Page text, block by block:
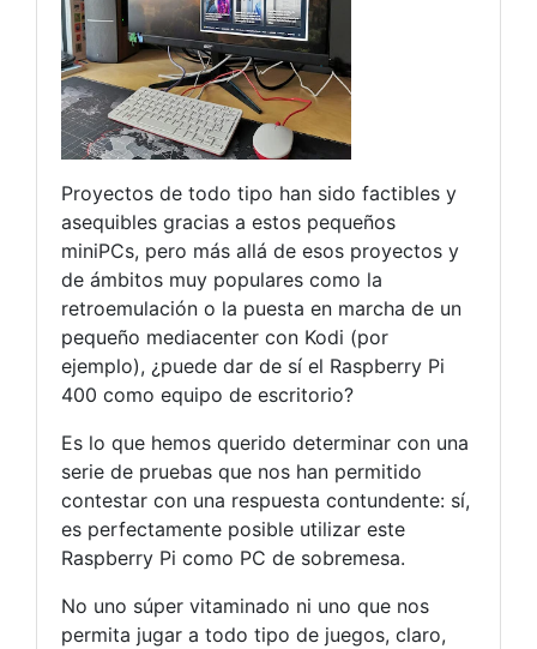
Proyectos de todo tipo han sido factibles y
asequibles gracias a estos pequeños
miniPCs, pero más allá de esos proyectos y
de ámbitos muy populares como la
retroemulación o la puesta en marcha de un
pequeño mediacenter con Kodi (por
ejemplo), ¿puede dar de sí el Raspberry Pi
400 como equipo de escritorio?
Es lo que hemos querido determinar con una
serie de pruebas que nos han permitido
contestar con una respuesta contundente: sí,
es perfectamente posible utilizar este
Raspberry Pi como PC de sobremesa.
No uno súper vitaminado ni uno que nos
permita jugar a todo tipo de juegos, claro,